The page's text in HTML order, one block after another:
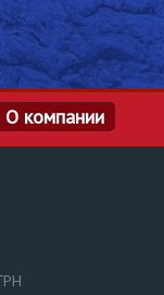
О компании